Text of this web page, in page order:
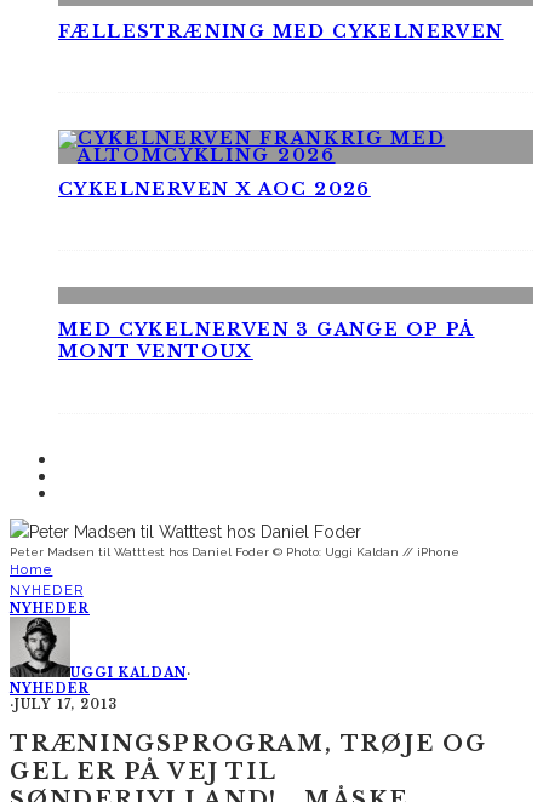
FÆLLESTRÆNING MED CYKELNERVEN
CYKELNERVEN X AOC 2026
MED CYKELNERVEN 3 GANGE OP PÅ
MONT VENTOUX
Peter Madsen til Watttest hos Daniel Foder © Photo: Uggi Kaldan // iPhone
Home
NYHEDER
NYHEDER
UGGI KALDAN·
NYHEDER
·JULY 17, 2013
TRÆNINGSPROGRAM, TRØJE OG
GEL ER PÅ VEJ TIL